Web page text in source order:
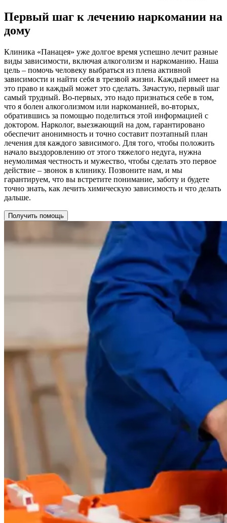
Первый шаг к лечению наркомании на
дому
Клиника «Панацея» уже долгое время успешно лечит разные
виды зависимости, включая алкоголизм и наркоманию. Наша
цель – помочь человеку выбраться из плена активной
зависимости и найти себя в трезвой жизни. Каждый имеет на
это право и каждый может это сделать. Зачастую, первый шаг
самый трудный. Во-первых, это надо признаться себе в том,
что я болен алкоголизмом или наркоманией, во-вторых,
обратившись за помощью поделиться этой информацией с
доктором. Нарколог, выезжающий на дом, гарантировано
обеспечит анонимность и точно составит поэтапный план
лечения для каждого зависимого. Для того, чтобы положить
начало выздоровлению от этого тяжелого недуга, нужна
неумолимая честность и мужество, чтобы сделать это первое
действие – звонок в клинику. Позвоните нам, и мы
гарантируем, что вы встретите понимание, заботу и будете
точно знать, как лечить химическую зависимость и что делать
дальше.
Получить помощь